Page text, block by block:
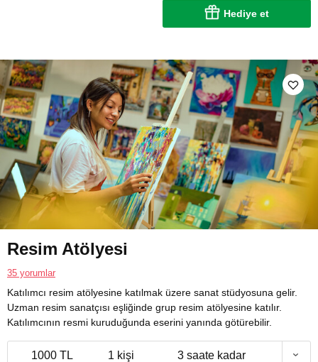
Hediye et
Resim Atölyesi
35 yorumlar
Katılımcı resim atölyesine katılmak üzere sanat stüdyosuna gelir.
Uzman resim sanatçısı eşliğinde grup resim atölyesine katılır.
Katılımcının resmi kuruduğunda eserini yanında götürebilir.
1000 TL 1 kişi 3 saate kadar